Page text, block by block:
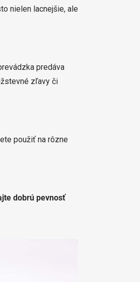
nielen lacnejšie, ale
predáva
zľavy či
použiť na rôzne
dobrú pevnosť